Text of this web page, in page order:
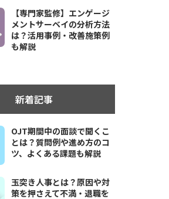
【専門家監修】エンゲージ
メントサーベイの分析方法
は？活用事例・改善施策例
も解説
新着記事
OJT期間中の面談で聞くこ
とは？質問例や進め方のコ
ツ、よくある課題も解説
玉突き人事とは？原因や対
策を押さえて不満・退職を